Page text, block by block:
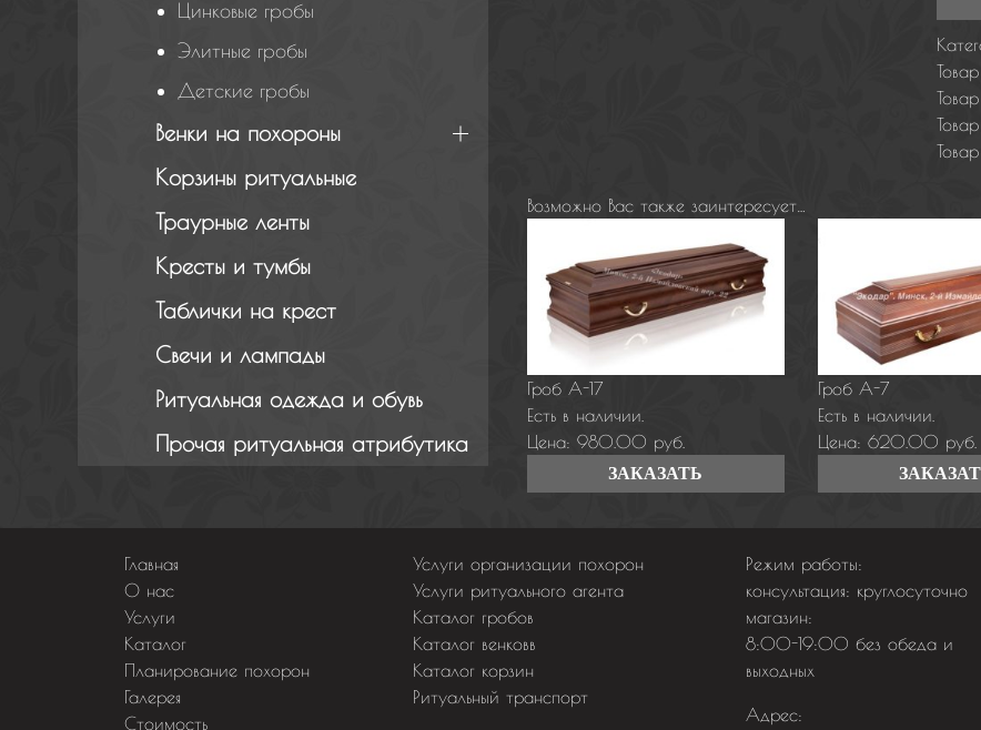
Возможно Вас также заинтересует…
Гроб А-17
Есть в наличии.
Цена: 980.00 руб.
ЗАКАЗАТЬ
Гроб А-7
Есть в наличии.
Цена: 620.00 руб.
Цинковые гробы
Элитные гробы
Детские гробы
Венки на похороны
Корзины ритуальные
Траурные ленты
Кресты и тумбы
Таблички на крест
Свечи и лампады
Ритуальная одежда и обувь
Прочая ритуальная атрибутика
Главная
О нас
Услуги
Каталог
Планирование похорон
Галерея
Стоимость
Услуги организации похорон
Услуги ритуального агента
Каталог гробов
Каталог венковв
Каталог корзин
Ритуальный транспорт
Режим работы:
консультация: круглосуточно
магазин:
8:00-19:00 без обеда и
выходных
Адрес: